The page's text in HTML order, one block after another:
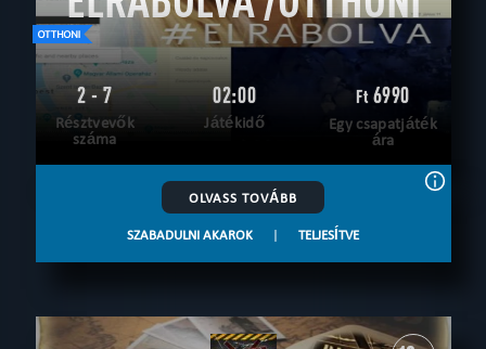
2 - 7
Résztvevők
száma
02:00
Játékidő
Ft6990
Egy csapatjáték
ára
OLVASS TOVÁBB
SZABADULNI AKAROK | TELJESÍTVE